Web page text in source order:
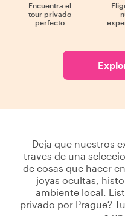
Encuentra el
tour privado
perfecto
Deja que nuestros
traves de una
de cosas que hacer
joyas ocultas,
ambiente local.
privado por Prague?